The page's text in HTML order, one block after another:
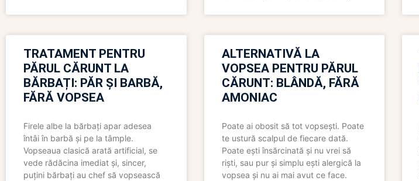
TRATAMENT PENTRU
PĂRUL CĂRUNT LA
BĂRBAȚI: PĂR ȘI BARBĂ,
FĂRĂ VOPSEA
Firele albe la bărbați apar adesea
întâi în barbă și pe la tâmple.
Vopseaua clasică arată artificial, se
vede rădăcina imediat și, sincer,
puțini bărbați au chef să vopsească
ALTERNATIVĂ LA
VOPSEA PENTRU PĂRUL
CĂRUNT: BLÂNDĂ, FĂRĂ
AMONIAC
Poate ai obosit să tot vopsești. Poate
te ustură scalpul de fiecare dată.
Poate ești însărcinată și nu vrei să
riști, sau pur și simplu ești alergică la
vopsea și nu ai mai avut ce face.